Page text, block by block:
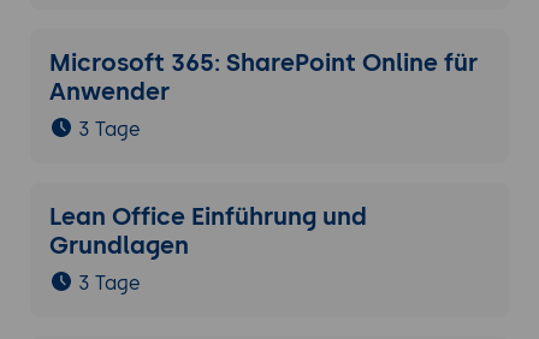
Microsoft 365: SharePoint Online für
Anwender
3 Tage
Lean Office Einführung und
Grundlagen
3 Tage